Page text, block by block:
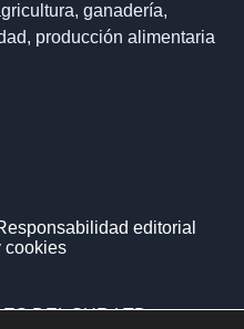
ganadería,
producción alimentaria
editorial
cookies
DEL SUR LTD ·